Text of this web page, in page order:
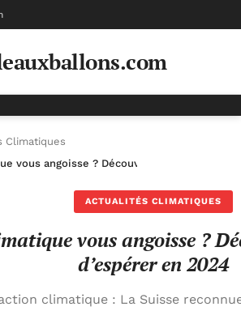
Climatiques
vous angoisse ? Découvrez 10 raisons
ACTUALITÉS CLIMATIQUES
vous angoisse ?
d’espérer en 2024
climatique : La Suisse